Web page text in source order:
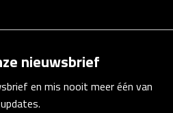
nieuwsbrief
en mis nooit meer één van